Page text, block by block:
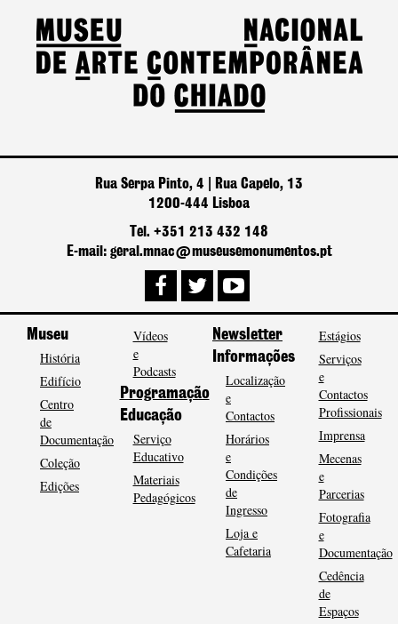
Rua Serpa Pinto, 4 | Rua Capelo, 13
1200-444 Lisboa
Tel. +351 213 432 148
E-mail: geral.mnac@museusemonumentos.pt
Museu
História
Edifício
Centro
de
Documentação
Coleção
Edições
Vídeos
e
Podcasts
Programação
Educação
Serviço
Educativo
Materiais
Pedagógicos
Newsletter
Informações
Localização
e
Contactos
Horários
e
Condições
de
Ingresso
Loja e
Cafetaria
Estágios
Serviços
e
Contactos
Profissionais
Imprensa
Mecenas
e
Parcerias
Fotografia
e
Documentação
Cedência
de
Espaços